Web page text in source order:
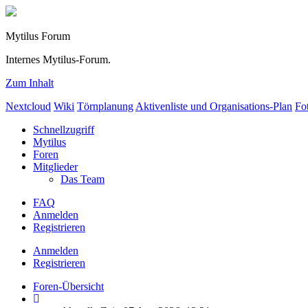
Mytilus Forum
Internes Mytilus-Forum.
Zum Inhalt
Nextcloud Wiki Törnplanung Aktivenliste und Organisations-Plan
Schnellzugriff
Mytilus
Foren
Mitglieder
Das Team
FAQ
Anmelden
Registrieren
Anmelden
Registrieren
Foren-Übersicht